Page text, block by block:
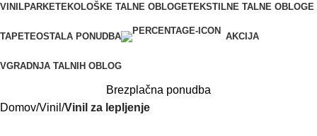
VINILPARKETEKOLOŠKE TALNE OBLOGETEKSTILNE TALNE OBLOGE
TAPETEOSTALA PONUDBA AKCIJA
VGRADNJA TALNIH OBLOG
Brezplačna ponudba
Domov Vinil Vinil za lepljenje